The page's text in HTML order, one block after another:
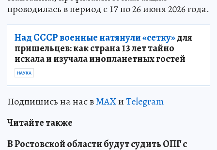
проводилась в период с 17 по 26 июня 2026 года.
Над СССР военные натянули «сетку»для
пришельцев: как страна 13 лет тайно
искала и изучала инопланетных гостей
НАУКА
Подпишись на нас вMAXиTelegram
Читайте также
В Ростовской области будут судить ОПГ с